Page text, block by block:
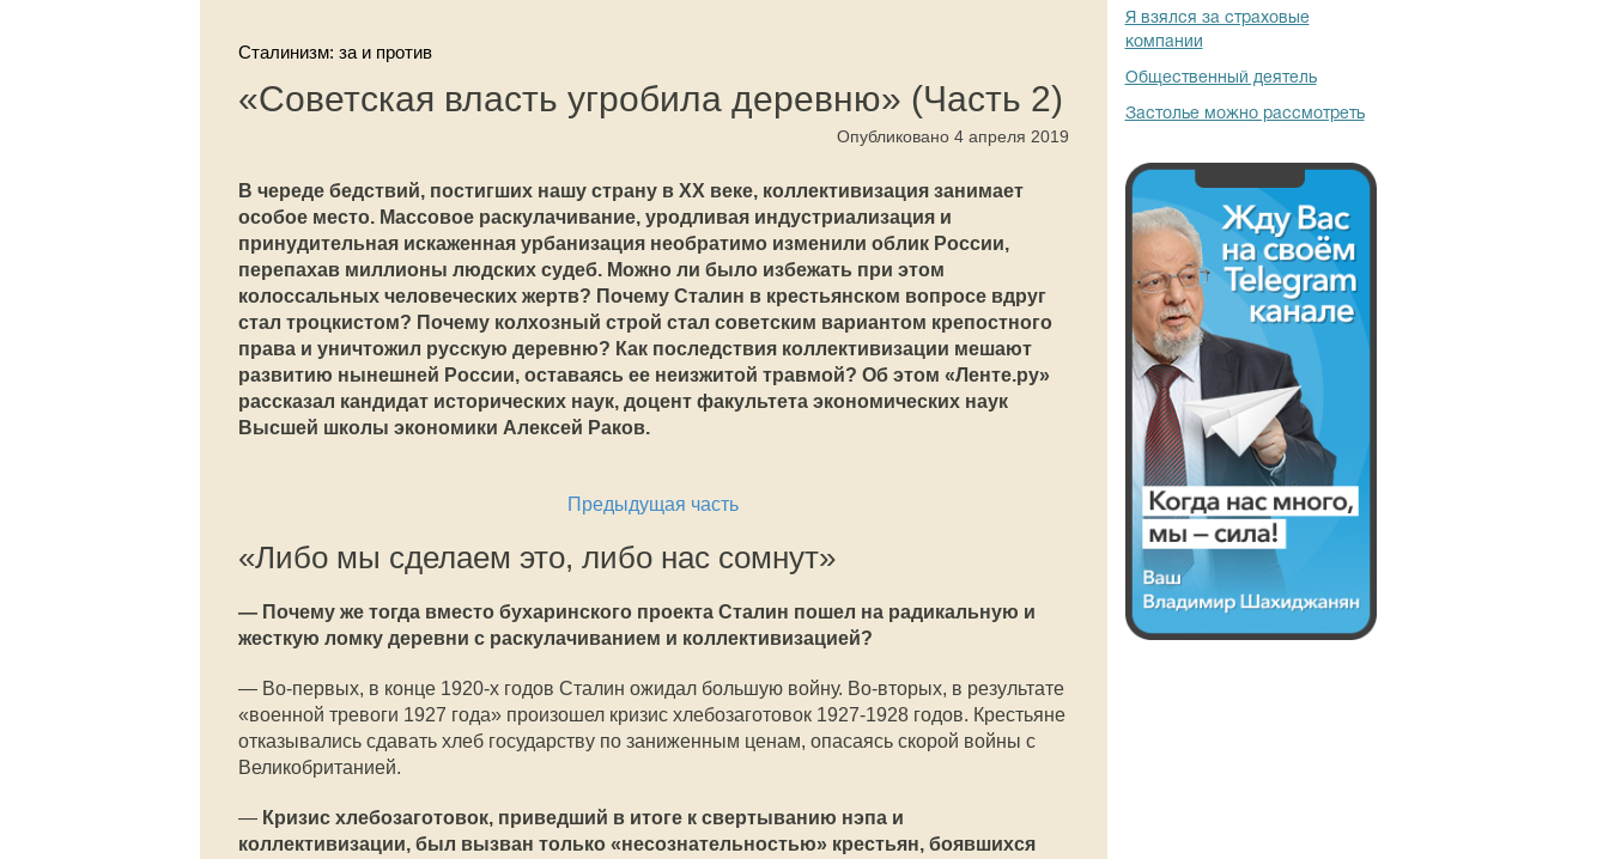
Сталинизм: за и против
«Советская власть угробила деревню» (Часть 2)
Опубликовано 4 апреля 2019
В череде бедствий, постигших нашу страну в XX веке, коллективизация занимает
особое место. Массовое раскулачивание, уродливая индустриализация и
принудительная искаженная урбанизация необратимо изменили облик России,
перепахав миллионы людских судеб. Можно ли было избежать при этом
колоссальных человеческих жертв? Почему Сталин в крестьянском вопросе вдруг
стал троцкистом? Почему колхозный строй стал советским вариантом крепостного
права и уничтожил русскую деревню? Как последствия коллективизации мешают
развитию нынешней России, оставаясь ее неизжитой травмой? Об этом «Ленте.ру»
рассказал кандидат исторических наук, доцент факультета экономических наук
Высшей школы экономики Алексей Раков.
Предыдущая часть
«Либо мы сделаем это, либо нас сомнут»
— Почему же тогда вместо бухаринского проекта Сталин пошел на радикальную и
жесткую ломку деревни с раскулачиванием и коллективизацией?
— Во-первых, в конце 1920-х годов Сталин ожидал большую войну. Во-вторых, в результате
«военной тревоги 1927 года» произошел кризис хлебозаготовок 1927-1928 годов. Крестьяне
отказывались сдавать хлеб государству по заниженным ценам, опасаясь скорой войны с
Великобританией.
— Кризис хлебозаготовок, приведший в итоге к свертыванию нэпа и
коллективизации, был вызван только «несознательностью» крестьян, боявшихся
Я взялся за страховые
компании
Общественный деятель
Застолье можно рассмотреть